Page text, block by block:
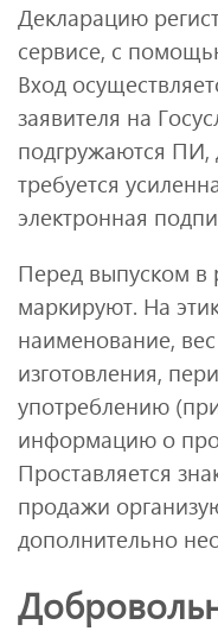
Декларацию
сервисе, с
Вход
заявителя на
подгружаются ПИ,
требуется
электронная
Перед выпуском в
маркируют. На
наименование, вес
изготовления,
употреблению
информацию о
Проставляется
продажи
дополнительно